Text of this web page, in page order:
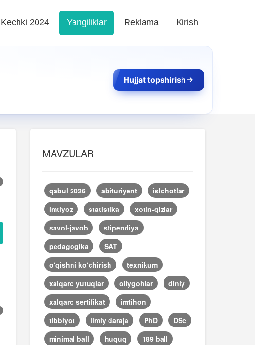
Kechki 2024 Yangiliklar Reklama Kirish
Hujjat topshirish
MAVZULAR
qabul 2026 abituriyent
islohotlar
imtiyoz
statistika
xotin-qizlar
savol-javob
stipendiya
pedagogika
SAT
o‘qishni ko‘chirish
texnikum
xalqaro yutuqlar
oliygohlar
diniy
xalqaro sertifikat
imtihon
tibbiyot
ilmiy daraja PhD
DSc
minimal ball
huquq
189 ball